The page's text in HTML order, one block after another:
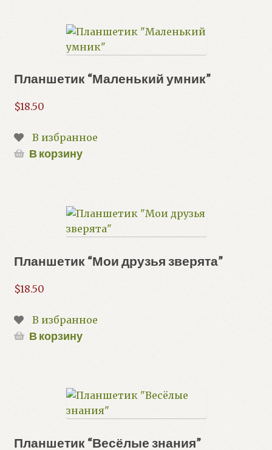
Планшетик “Маленький умник”
$18.50
В избранное
В корзину
Планшетик “Мои друзья зверята”
$18.50
В избранное
В корзину
Планшетик “Весёлые знания”